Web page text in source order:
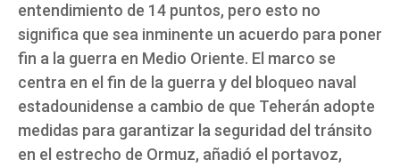
entendimiento de 14 puntos, pero esto no
significa que sea inminente un acuerdo para poner
fin a la guerra en Medio Oriente. El marco se
centra en el fin de la guerra y del bloqueo naval
estadounidense a cambio de que Teherán adopte
medidas para garantizar la seguridad del tránsito
en el estrecho de Ormuz, añadió el portavoz,